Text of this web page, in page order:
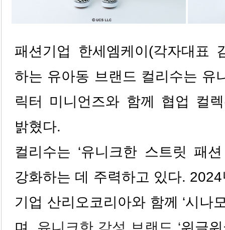
패션기업 한세엠케이(각자대표
하는 유아동 브랜드 컬리수는 유
릭터 미니언즈와 함께 협업 컬
밝혔다.
컬리수는 ‘유니크한 스트릿 패
강화하는 데 주력하고 있다.
기업 산리오코리아와 함께 ‘시나